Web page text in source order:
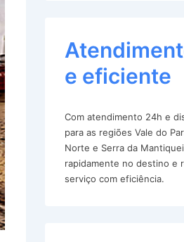
e eficiente
Com atendimento 24h e
para as regiões Vale do
Norte e Serra da
rapidamente no destino e
serviço com eficiência.